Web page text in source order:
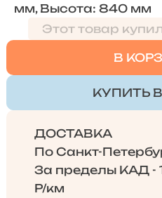
мм, Высота: 840 мм
Этот товар
В
КУПИТЬ
ДОСТАВКА
По Санкт-
За пределы КАД -
Р/км